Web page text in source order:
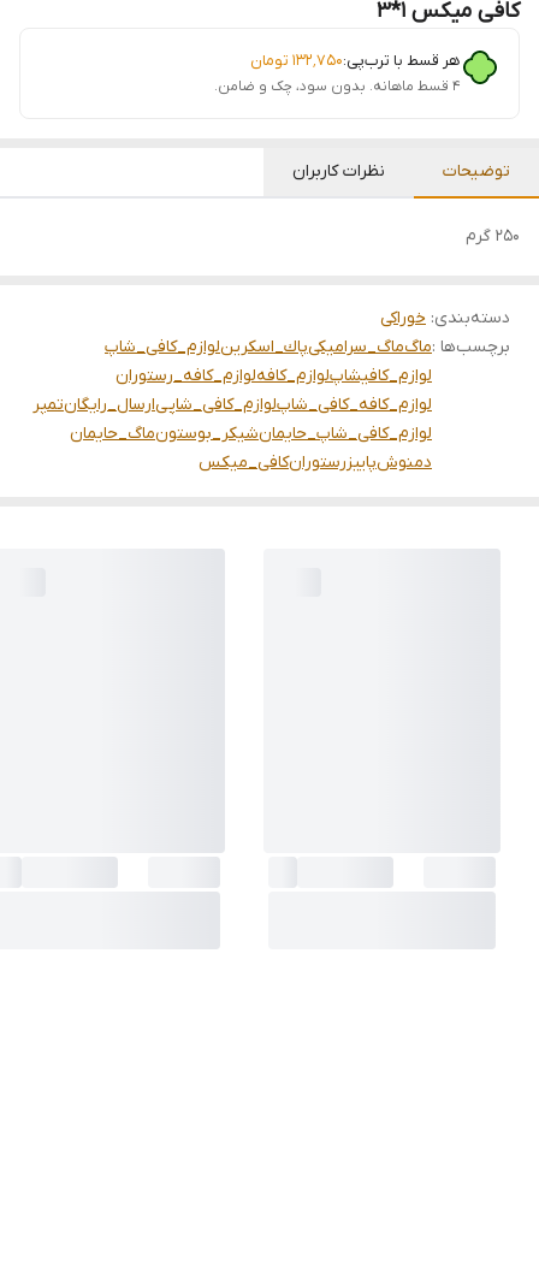
کافی میکس ۱*۳
هر قسط با ترب‌پی:۱۳۲٬۷۵۰ تومان
۴ قسط ماهانه. بدون سود، چک و ضامن.
توضیحات نظرات کاربران
۲۵۰ گرم
دسته‌بندی: خوراکی
برچسب‌ها :ماگماگ_سرامیکیپاك_اسكرينلوازم_کافی_شاپ
لوازم_کافیشاپلوازم_کافهلوازم_کافه_رستوران
لوازم_کافه_کافی_شاپلوازم_کافی_شاپیارسال_رایگانتمپر
لوازم_کافی_شاپ_حایمانشيكر_بوستونماگ_حایمان
دمنوشپاییزرستورانکافی_میکس